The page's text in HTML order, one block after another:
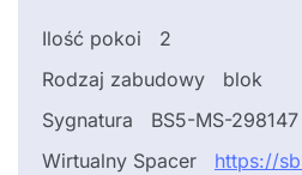
Ilość pokoi
2
Rodzaj zabudowy
blok
Sygnatura
BS5-MS-298147
Wirtualny Spacer
https://